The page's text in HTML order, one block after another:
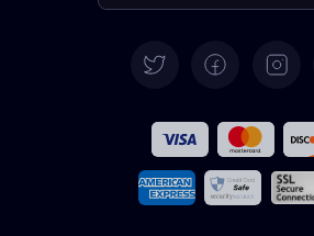
義大利語